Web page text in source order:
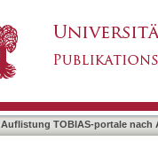
Auflistung TOBIAS-portale nach